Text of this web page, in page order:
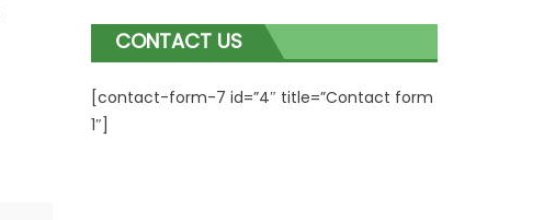
CONTACT US
[contact-form-7 id=”4″ title=”Contact form
1″]